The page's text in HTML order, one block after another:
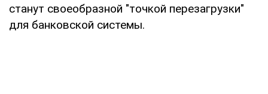
станут своеобразной "точкой перезагрузки"
для банковской системы.